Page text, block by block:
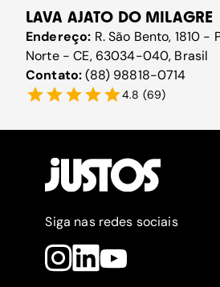
LAVA AJATO DO MILAGRE
Endereço: R. São Bento, 1810 -
Norte - CE, 63034-040, Brasil
Contato:(88) 98818-0714
4.8 (69)
Siga nas redes sociais